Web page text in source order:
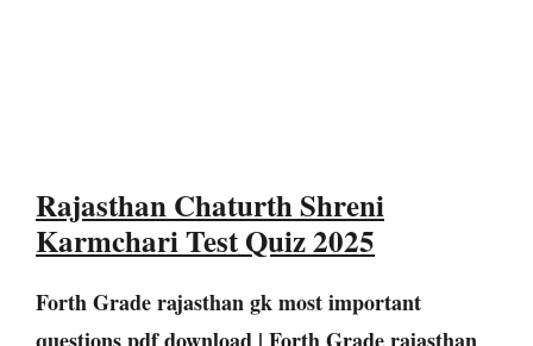
Rajasthan Chaturth Shreni
Karmchari Test Quiz 2025
Forth Grade rajasthan gk most important
questions pdf download | Forth Graderajasthan